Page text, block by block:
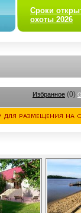
Сроки
охоты 2026
Избранное (0)